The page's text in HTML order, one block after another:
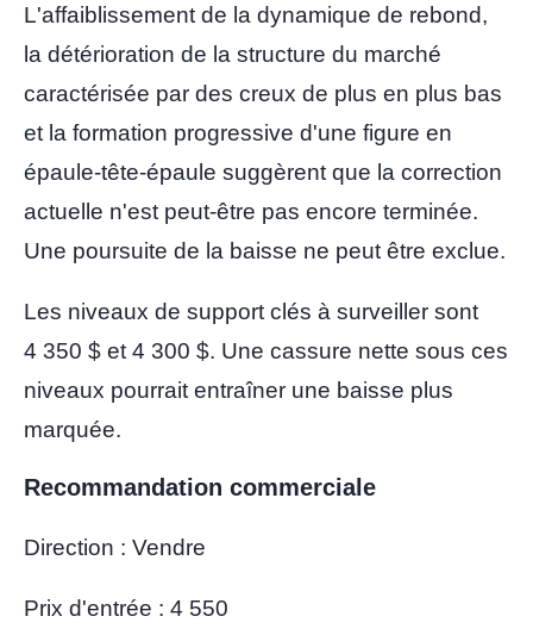
L'affaiblissement de la dynamique de rebond,
la détérioration de la structure du marché
caractérisée par des creux de plus en plus bas
et la formation progressive d'une figure en
épaule-tête-épaule suggèrent que la correction
actuelle n'est peut-être pas encore terminée.
Une poursuite de la baisse ne peut être exclue.
Les niveaux de support clés à surveiller sont
4 350 $ et 4 300 $. Une cassure nette sous ces
niveaux pourrait entraîner une baisse plus
marquée.
Recommandation commerciale
Direction : Vendre
Prix ​​d'entrée : 4 550